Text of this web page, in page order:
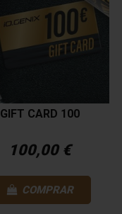
GIFT CARD 100
100,00 €
COMPRAR